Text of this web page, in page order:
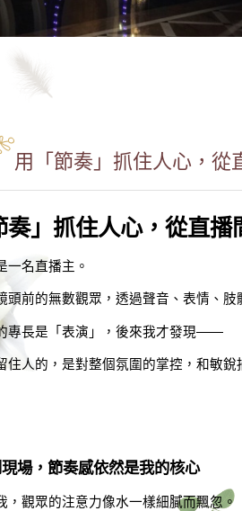
用「節奏」抓住人心，從
奏」抓住人心，從直播
一名直播主。
頭前的無數觀眾，透過聲音、表情、肢
專長是「表演」，後來我才發現——
住人的，是對整個氛圍的掌控，和敏銳
場，節奏感依然是我的核心
，觀眾的注意力像水一樣細膩而飄忽。